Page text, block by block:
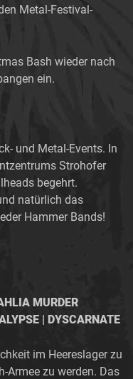
Metal-Festival-
Bash wieder nach
ein.
und Metal-Events. In
Strohofer
begehrt.
natürlich das
Hammer Bands!
MURDER
| DYSCARNATE
im Heereslager zu
Armee zu werden. Das